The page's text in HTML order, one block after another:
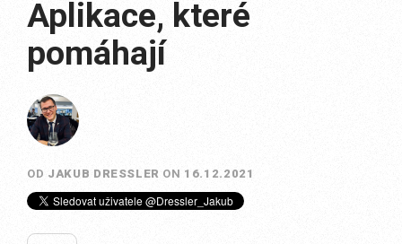
Aplikace, které
pomáhají
OD JAKUB DRESSLER ON 16.12.2021